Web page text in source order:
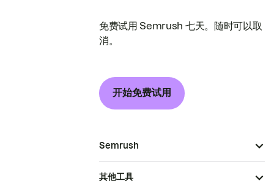
免费试用 Semrush 七天。随时可以取
消。
开始免费试用
Semrush
其他工具